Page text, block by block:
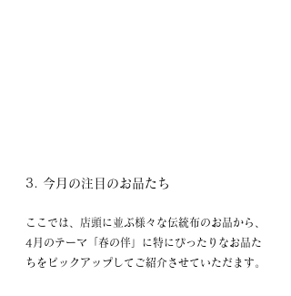
3. 今月の注目のお品たち
ここでは、店頭に並ぶ様々な伝統布のお品から、
4月のテーマ「春の伴」に特にぴったりなお品た
ちをピックアップしてご紹介させていただます。